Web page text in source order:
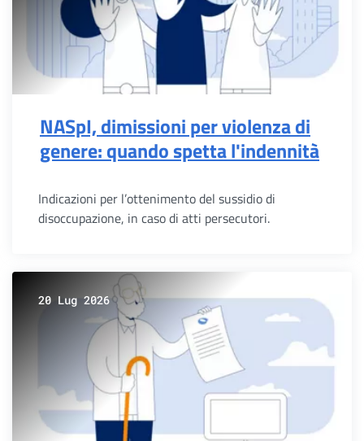
NASpI, dimissioni per violenza di
genere: quando spetta l'indennità
Indicazioni per l’ottenimento del sussidio di
disoccupazione, in caso di atti persecutori.
20 Lug 2026